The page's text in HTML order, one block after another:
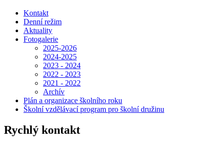
Kontakt
Denní režim
Aktuality
Fotogalerie
2025-2026
2024-2025
2023 - 2024
2022 - 2023
2021 - 2022
Archív
Plán a organizace školního roku
Školní vzdělávací program pro školní družinu
Rychlý kontakt